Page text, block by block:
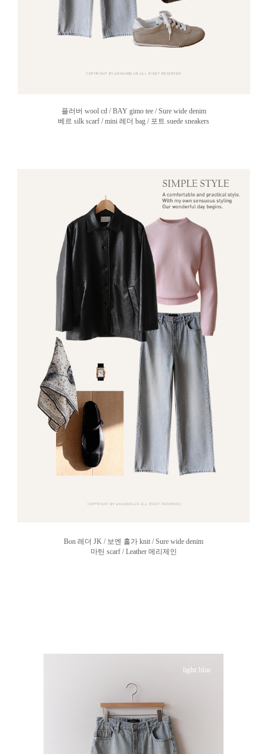
플러버 wool cd / BAY gimo tee / Sure wide denim
베르 silk scarf / mini 레더 bag / 포트 suede sneakers
Bon 레더 JK / 보엔 홀가 knit / Sure wide denim
마틴 scarf / Leather 메리제인